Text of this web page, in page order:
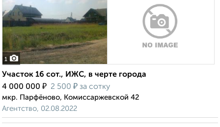
1
Участок 16 сот., ИЖС, в черте города
4 000 000 ₽ 2 500 ₽ за сотку
мкр. Парфёново, Комиссаржевской 42
Агентство, 02.08.2022